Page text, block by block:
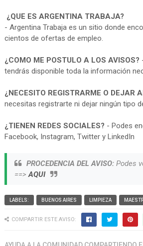
¿QUE ES ARGENTINA TRABAJA?
- Argentina Trabaja es un sitio donde
cientos de ofertas de empleo.
¿COMO ME POSTULO A LOS AVISOS?
tendrás disponible toda la información
¿NECESITO REGISTRARME O DEJAR
necesitas registrarte ni dejar ningún tipo
¿TIENEN REDES SOCIALES? - Podes
Facebook, Instagram, Twitter y LinkedIn
PROCEDENCIA DEL AVISO:Podes
==>AQUI
LABELS: BUENOS AIRES LIMPIEZA
COMPARTIR ESTE AVISO: